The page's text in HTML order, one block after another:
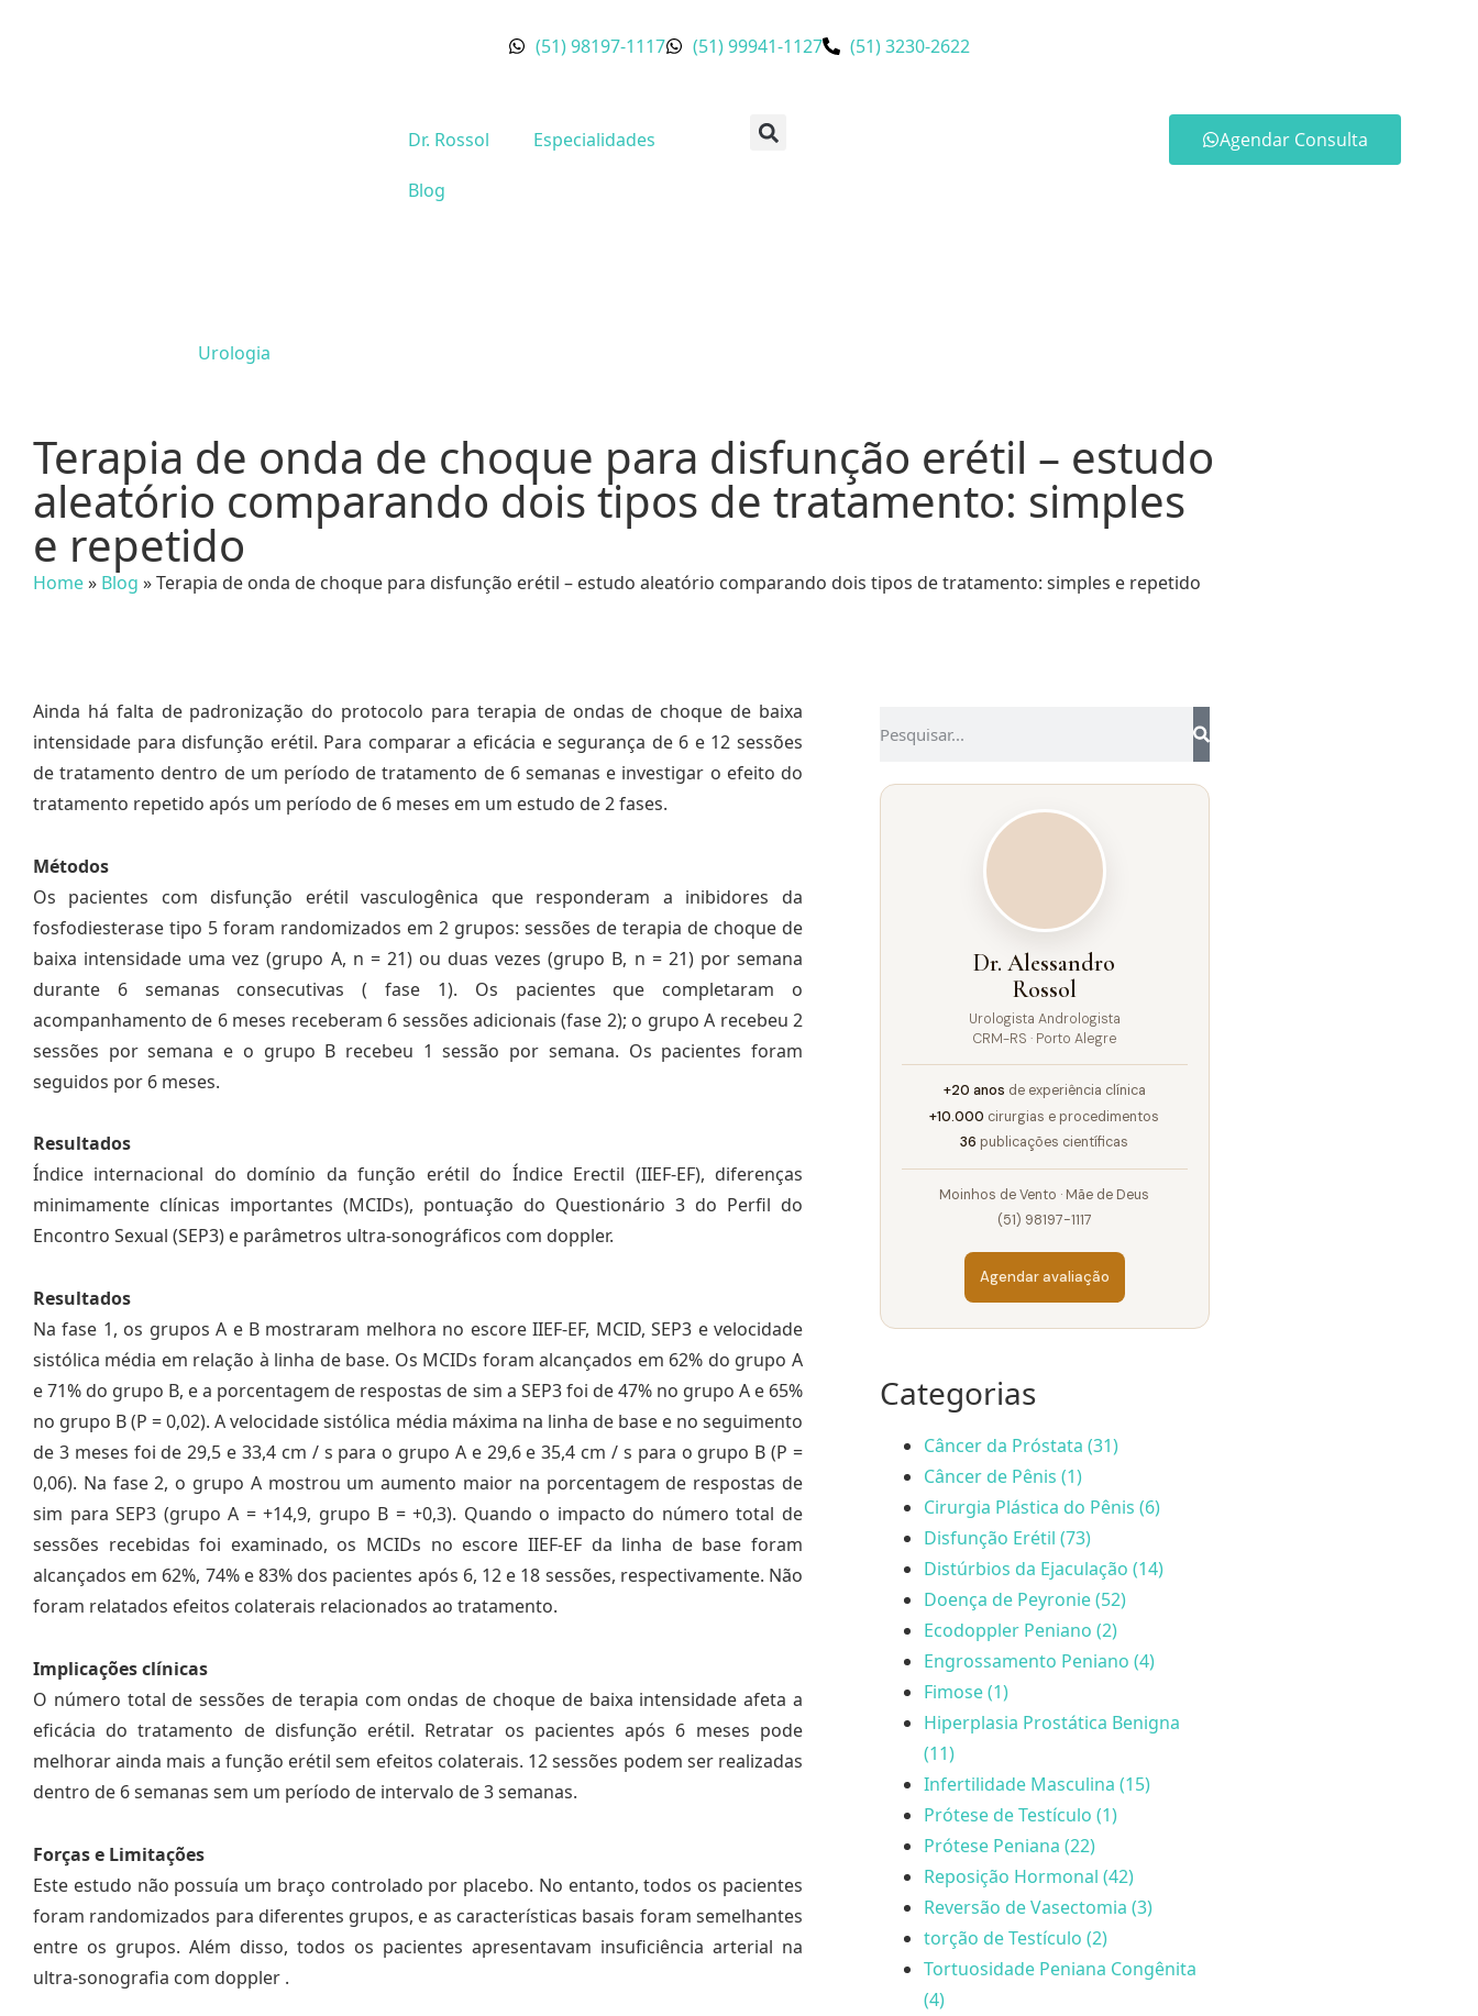
(51) 98197-1117 (51) 99941-1127 (51) 3230-2622
Dr. Rossol Especialidades
Blog
Agendar Consulta
Urologia
Terapia de onda de choque para disfunção erétil – estudo
aleatório comparando dois tipos de tratamento: simples
e repetido
Home» Blog »Terapia de onda de choque para disfunção erétil – estudo aleatório comparando dois tipos de tratamento: simples e repetido
Ainda há falta de padronização do protocolo para terapia de ondas de choque de baixa
intensidade para disfunção erétil. Para comparar a eficácia e segurança de 6 e 12 sessões
de tratamento dentro de um período de tratamento de 6 semanas e investigar o efeito do
tratamento repetido após um período de 6 meses em um estudo de 2 fases.
Métodos
Os pacientes com disfunção erétil vasculogênica que responderam a inibidores da
fosfodiesterase tipo 5 foram randomizados em 2 grupos: sessões de terapia de choque de
baixa intensidade uma vez (grupo A, n = 21) ou duas vezes (grupo B, n = 21) por semana
durante 6 semanas consecutivas ( fase 1). Os pacientes que completaram o
acompanhamento de 6 meses receberam 6 sessões adicionais (fase 2); o grupo A recebeu 2
sessões por semana e o grupo B recebeu 1 sessão por semana. Os pacientes foram
seguidos por 6 meses.
Resultados
Índice internacional do domínio da função erétil do Índice Erectil (IIEF-EF), diferenças
minimamente clínicas importantes (MCIDs), pontuação do Questionário 3 do Perfil do
Encontro Sexual (SEP3) e parâmetros ultra-sonográficos com doppler.
Resultados
Na fase 1, os grupos A e B mostraram melhora no escore IIEF-EF, MCID, SEP3 e velocidade
sistólica média em relação à linha de base. Os MCIDs foram alcançados em 62% do grupo A
e 71% do grupo B, e a porcentagem de respostas de sim a SEP3 foi de 47% no grupo A e 65%
no grupo B (P = 0,02). A velocidade sistólica média máxima na linha de base e no seguimento
de 3 meses foi de 29,5 e 33,4 cm / s para o grupo A e 29,6 e 35,4 cm / s para o grupo B (P =
0,06). Na fase 2, o grupo A mostrou um aumento maior na porcentagem de respostas de
sim para SEP3 (grupo A = +14,9, grupo B = +0,3). Quando o impacto do número total de
sessões recebidas foi examinado, os MCIDs no escore IIEF-EF da linha de base foram
alcançados em 62%, 74% e 83% dos pacientes após 6, 12 e 18 sessões, respectivamente. Não
foram relatados efeitos colaterais relacionados ao tratamento.
Implicações clínicas
O número total de sessões de terapia com ondas de choque de baixa intensidade afeta a
eficácia do tratamento de disfunção erétil. Retratar os pacientes após 6 meses pode
melhorar ainda mais a função erétil sem efeitos colaterais. 12 sessões podem ser realizadas
dentro de 6 semanas sem um período de intervalo de 3 semanas.
Forças e Limitações
Este estudo não possuía um braço controlado por placebo. No entanto, todos os pacientes
foram randomizados para diferentes grupos, e as características basais foram semelhantes
entre os grupos. Além disso, todos os pacientes apresentavam insuficiência arterial na
ultra-sonografia com doppler .
Dr. Alessandro
Rossol
Urologista Andrologista
CRM-RS · Porto Alegre
+20 anos de experiência clínica
+10.000 cirurgias e procedimentos
36 publicações científicas
Moinhos de Vento · Mãe de Deus
(51) 98197-1117
Agendar avaliação
Categorias
Câncer da Próstata (31)
Câncer de Pênis (1)
Cirurgia Plástica do Pênis (6)
Disfunção Erétil (73)
Distúrbios da Ejaculação (14)
Doença de Peyronie (52)
Ecodoppler Peniano (2)
Engrossamento Peniano (4)
Fimose (1)
Hiperplasia Prostática Benigna
(11)
Infertilidade Masculina (15)
Prótese de Testículo (1)
Prótese Peniana (22)
Reposição Hormonal (42)
Reversão de Vasectomia (3)
torção de Testículo (2)
Tortuosidade Peniana Congênita
(4)